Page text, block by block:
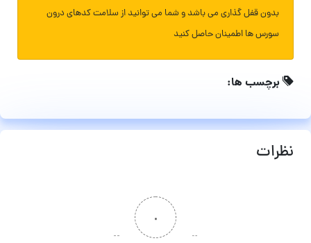
بدون قفل گذاری می باشد و شما می توانید از سلامت کدهای درون
سورس ها اطمینان حاصل کنید
برچسب ها:
نظرات
۰